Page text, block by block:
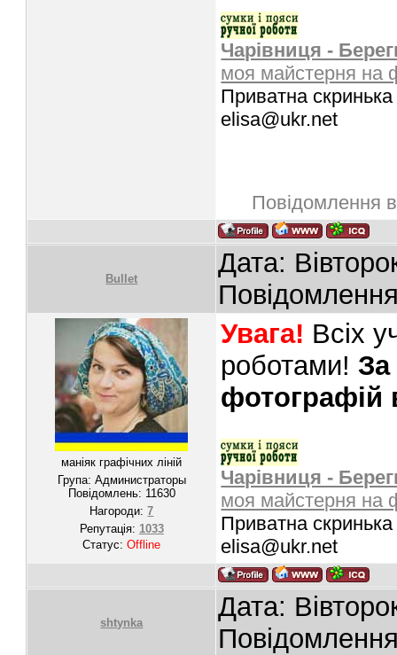
Чарівниця -
моя майстерня на
Приватна
elisa@ukr.net
Повідомлення
Bullet
Дата:
маніяк графічних ліній
Група: Администраторы
Повідомлень: 11630
Нагороди:7
Репутація: 1033
Статус:Offline
Увага! Всіх
роботами!За
фотографій
Чарівниця -
моя майстерня на
Приватна
elisa@ukr.net
shtynka
Дата: